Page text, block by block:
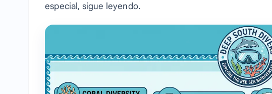
especial, sigue leyendo.